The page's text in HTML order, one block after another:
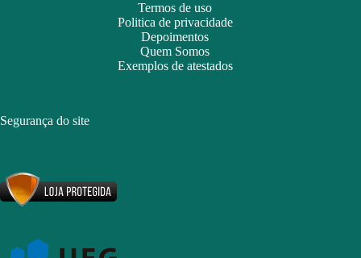
Termos de uso
Politica de privacidade
Depoimentos
Quem Somos
Exemplos de atestados
Segurança do site